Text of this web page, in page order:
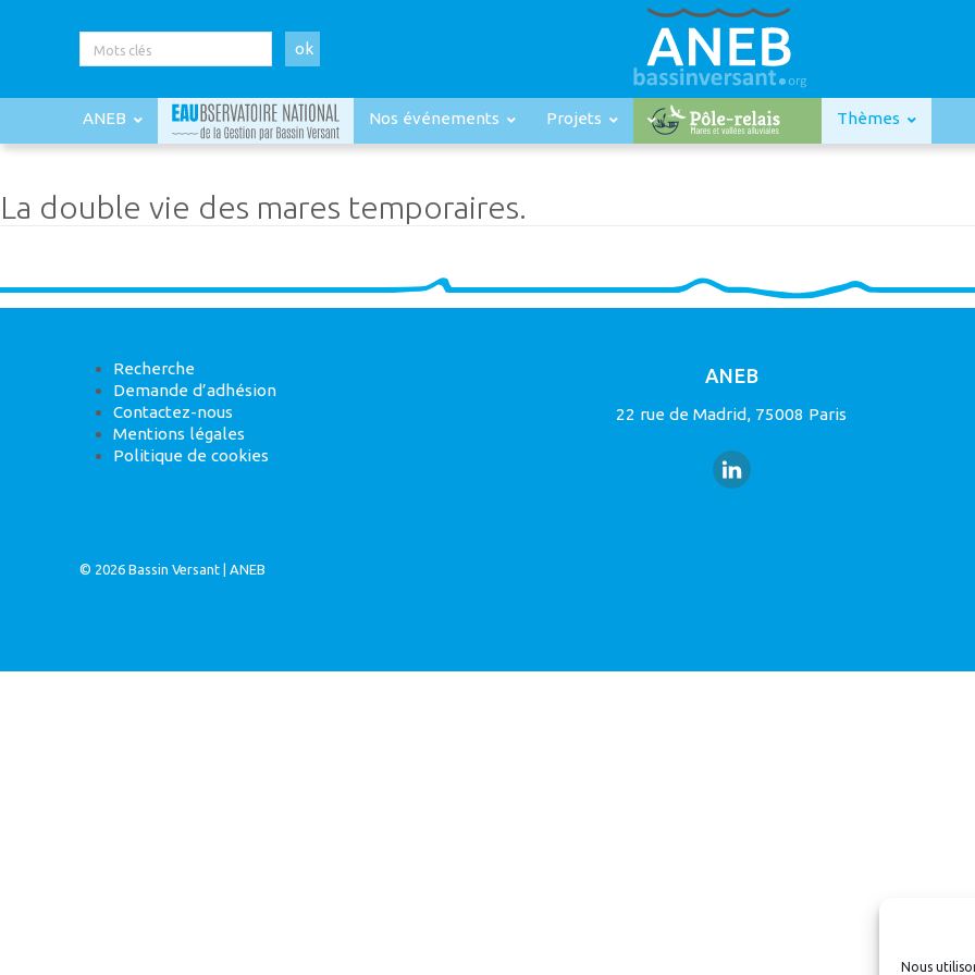
Nous
ok
ANEB Nos événements Projets Thèmes
La double vie des mares temporaires.
Recherche
Demande d’adhésion
Contactez-nous
Mentions légales
Politique de cookies
ANEB
22 rue de Madrid, 75008 Paris
© 2026Bassin Versant | ANEB